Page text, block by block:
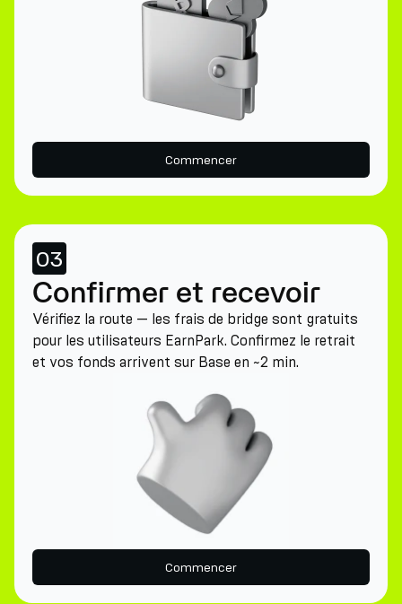
Commencer
03
Confirmer et recevoir
Vérifiez la route — les frais de bridge sont gratuits
pour les utilisateurs EarnPark. Confirmez le retrait
et vos fonds arrivent sur Base en ~2 min.
Commencer